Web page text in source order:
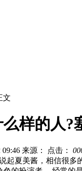
文
样的人?
09:46 来源： 点击：
起夏美酱，相信很